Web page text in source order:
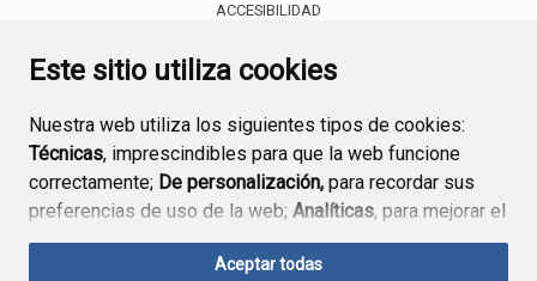
Este sitio utiliza cookies
Nuestra web utiliza los siguientes tipos de cookies:
Técnicas, imprescindibles para que la web funcione
correctamente; De personalización, para recordar sus
preferencias de uso de la web; Analíticas, para mejorar el
funcionamiento de la web y sus servicios.
Aceptar todas
ACCESIBILIDAD
ENLACE EXTERNO AL